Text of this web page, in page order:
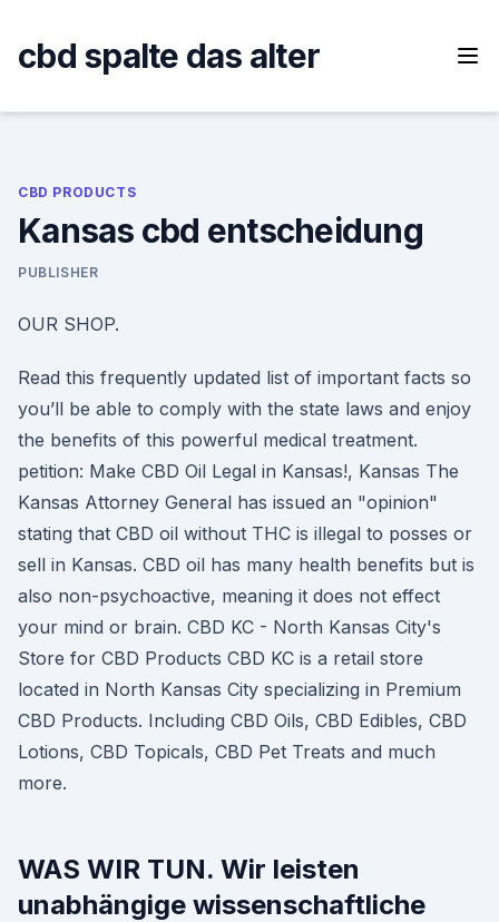
content
cbd spalte das alter
CBD PRODUCTS
Kansas cbd entscheidung
PUBLISHER
OUR SHOP.
Read this frequently updated list of important facts so
you’ll be able to comply with the state laws and enjoy
the benefits of this powerful medical treatment.
petition: Make CBD Oil Legal in Kansas!, Kansas The
Kansas Attorney General has issued an "opinion"
stating that CBD oil without THC is illegal to posses or
sell in Kansas. CBD oil has many health benefits but is
also non-psychoactive, meaning it does not effect
your mind or brain. CBD KC - North Kansas City's
Store for CBD Products CBD KC is a retail store
located in North Kansas City specializing in Premium
CBD Products. Including CBD Oils, CBD Edibles, CBD
Lotions, CBD Topicals, CBD Pet Treats and much
more.
WAS WIR TUN. Wir leisten
unabhängige wissenschaftliche